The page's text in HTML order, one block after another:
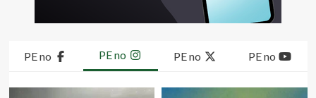
PE no PE no PE no PE no